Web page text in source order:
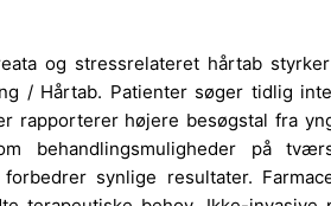
og stressrelateret hårtab
/ Hårtab. Patienter søger tidlig
rapporterer højere besøgstal fra
behandlingsmuligheder på
synlige resultater.